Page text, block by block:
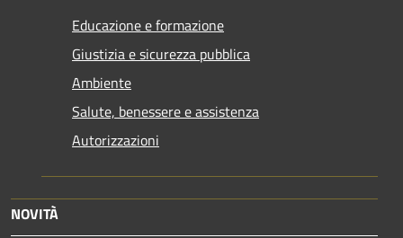
Educazione e formazione
Giustizia e sicurezza pubblica
Ambiente
Salute, benessere e assistenza
Autorizzazioni
NOVITÀ